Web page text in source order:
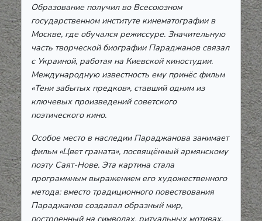
Образование получил во Всесоюзном
государственном институте кинематографии в
Москве, где обучался режиссуре. Значительную
часть творческой биографии Параджанов связал
с Украиной, работая на Киевской киностудии.
Международную известность ему принёс фильм
«Тени забытых предков», ставший одним из
ключевых произведений советского
поэтического кино.
Особое место в наследии Параджанова занимает
фильм «Цвет граната», посвящённый армянскому
поэту Саят-Нове. Эта картина стала
программным выражением его художественного
метода: вместо традиционного повествования
Параджанов создавал образный мир,
построенный на символах, ритуальных мотивах,